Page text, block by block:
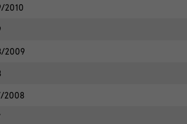
2010
2009
2008